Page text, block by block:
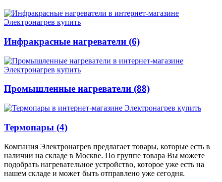
Инфракрасные нагреватели (6)
Промышленные нагреватели (88)
Термопары (4)
Компания Электронагрев предлагает товары, которые есть в
наличии на складе в Москве. По группе товара Вы можете
подобрать нагревательное устройство, которое уже есть на
нашем складе и может быть отправлено уже сегодня.